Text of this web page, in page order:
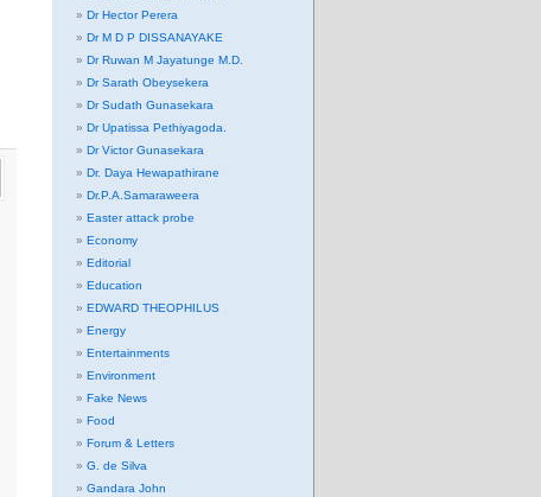
Dr Hector Perera
Dr M D P DISSANAYAKE
Dr Ruwan M Jayatunge M.D.
Dr Sarath Obeysekera
Dr Sudath Gunasekara
Dr Upatissa Pethiyagoda.
Dr Victor Gunasekara
Dr. Daya Hewapathirane
Dr.P.A.Samaraweera
Easter attack probe
Economy
Editorial
Education
EDWARD THEOPHILUS
Energy
Entertainments
Environment
Fake News
Food
Forum & Letters
G. de Silva
Gandara John